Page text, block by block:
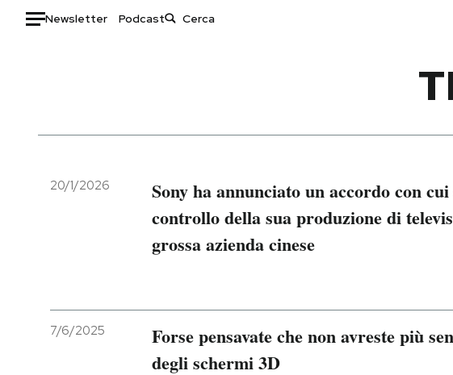
Newsletter Podcast
Italia
Politica
Moda
Ok Boomer!
Media
20/1/2026
Sony ha annunciato un accordo con
controllo della sua produzione di
grossa azienda cinese
7/6/2025
Forse pensavate che non avreste più
degli schermi 3D